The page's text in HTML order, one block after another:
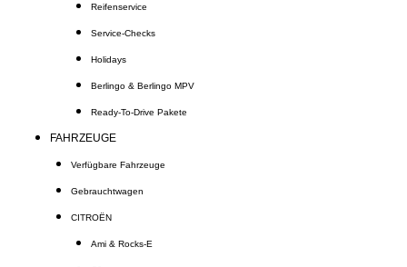
Reifenservice
Service-Checks
Holidays
Berlingo & Berlingo MPV
Ready-To-Drive Pakete
FAHRZEUGE
Verfügbare Fahrzeuge
Gebrauchtwagen
CITROËN
Ami & Rocks-E